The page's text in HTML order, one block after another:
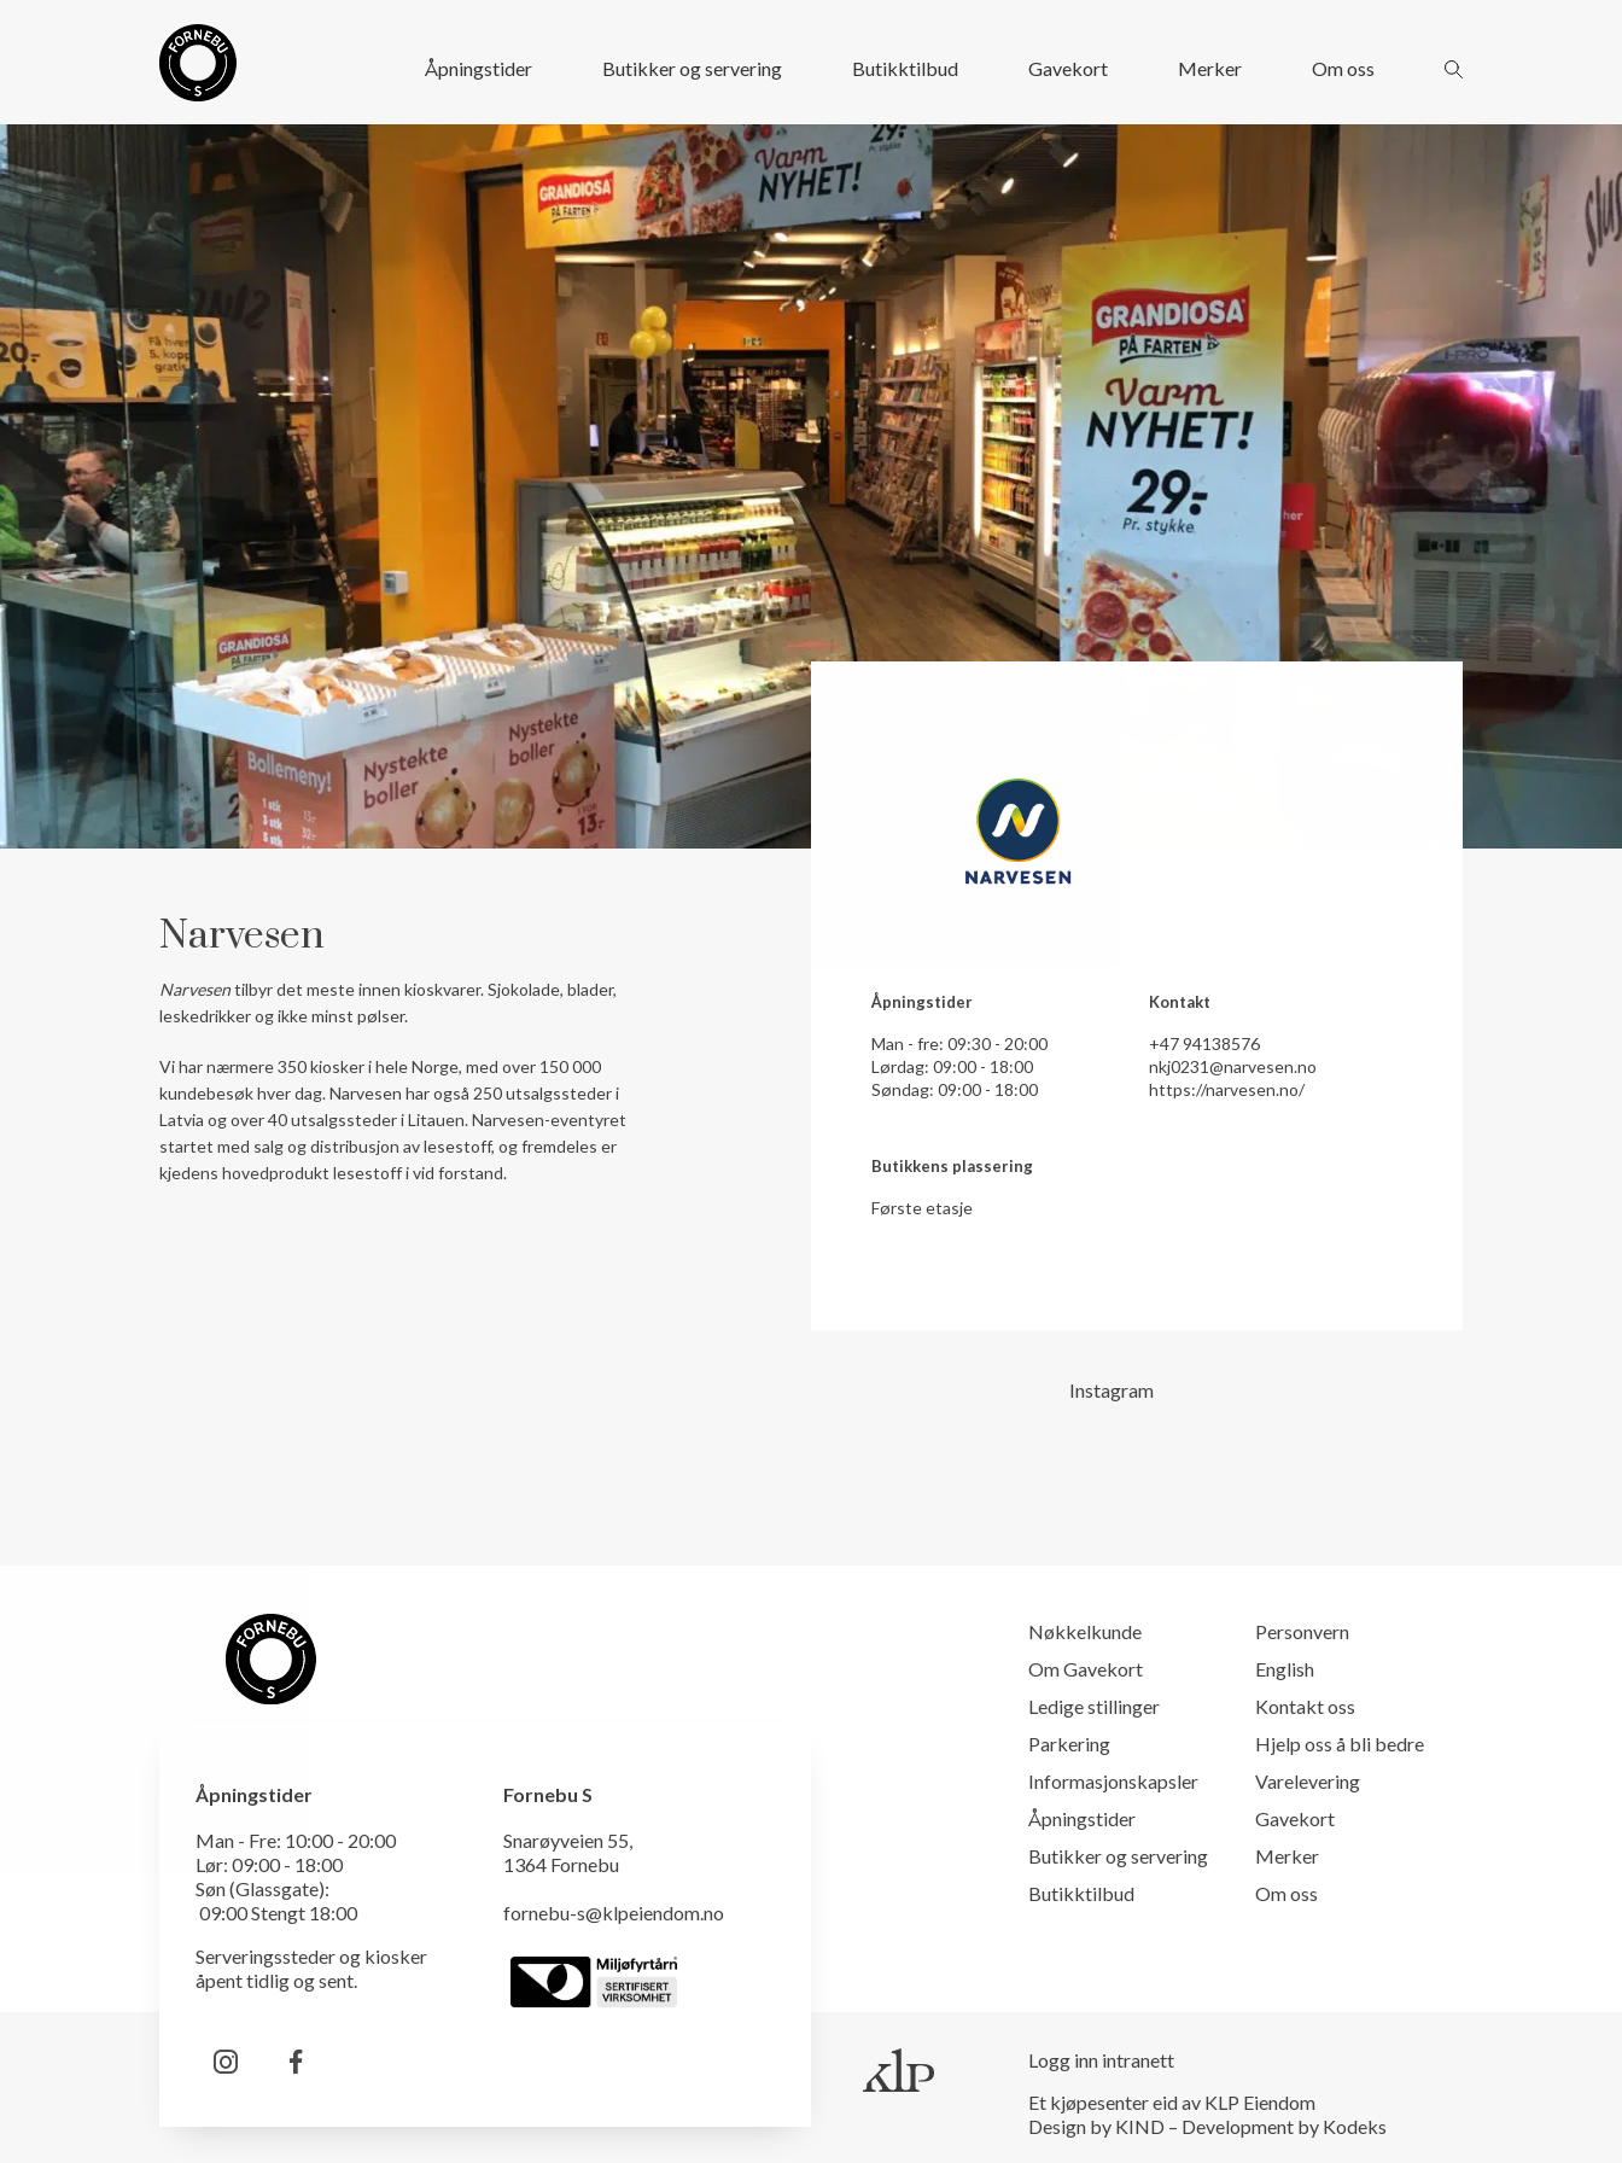
Åpningstider Butikker og servering Butikktilbud Gavekort Merker Om oss
Narvesen
Narvesentilbyr det meste innen kioskvarer. Sjokolade, blader,
leskedrikker og ikke minst pølser.
Vi har nærmere 350 kiosker i hele Norge, med over 150 000
kundebesøk hver dag. Narvesen har også 250 utsalgssteder i
Latvia og over 40 utsalgssteder i Litauen. Narvesen-eventyret
startet med salg og distribusjon av lesestoff, og fremdeles er
kjedens hovedprodukt lesestoff i vid forstand.
Åpningstider
Man - fre: 09:30 - 20:00
Lørdag: 09:00 - 18:00
Søndag: 09:00 - 18:00
Kontakt
+47 94138576
nkj0231@narvesen.no
https://narvesen.no/
Butikkens plassering
Første etasje
Instagram
Åpningstider
Man - Fre: 10:00 - 20:00
Lør: 09:00 - 18:00
Søn (Glassgate):
09:00 Stengt 18:00
Serveringssteder og kiosker
åpent tidlig og sent.
Fornebu S
Snarøyveien 55,
1364 Fornebu
fornebu-s@klpeiendom.no
Åpningstider
Butikker og servering
Butikktilbud
Gavekort
Merker
Om oss
Nøkkelkunde
Om Gavekort
Ledige stillinger
Parkering
Informasjonskapsler
Personvern
English
Kontakt oss
Hjelp oss å bli bedre
Varelevering
Logg inn intranett
Et kjøpesenter eid av KLP Eiendom
Design by KIND – Development by Kodeks